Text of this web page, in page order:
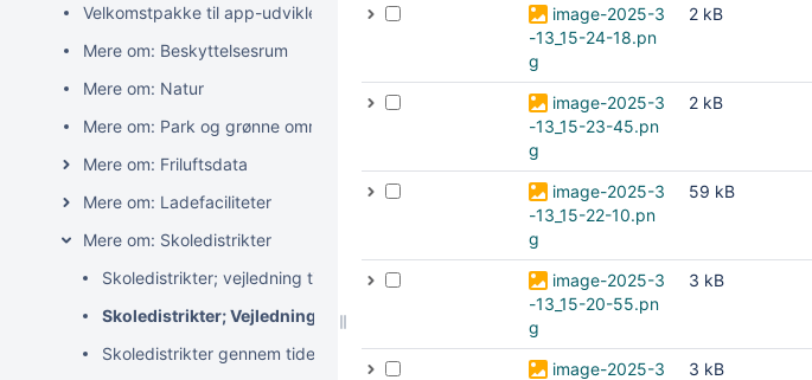
Velkomstpakke til app-udviklere
Mere om: Beskyttelsesrum
Mere om: Natur
Mere om: Park og grønne områder
Mere om: Friluftsdata
Mere om: Ladefaciliteter
Mere om: Skoledistrikter
Skoledistrikter; vejledning til MapInfo
Skoledistrikter; Vejledning til QGIS
Skoledistrikter gennem tiden
image-2025-3
-13_15-24-18.pn
g
2 kB
image-2025-3
-13_15-23-45.pn
g
2 kB
image-2025-3
-13_15-22-10.pn
g
59 kB
image-2025-3
-13_15-20-55.pn
g
3 kB
image-2025-3
3 kB